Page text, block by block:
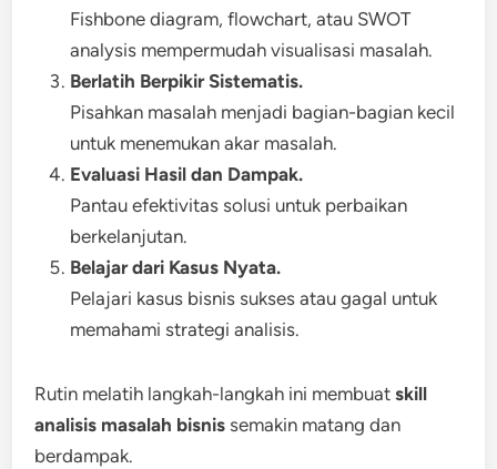
Fishbone diagram, flowchart, atau SWOT
analysis mempermudah visualisasi masalah.
Berlatih Berpikir Sistematis.
Pisahkan masalah menjadi bagian-bagian kecil
untuk menemukan akar masalah.
Evaluasi Hasil dan Dampak.
Pantau efektivitas solusi untuk perbaikan
berkelanjutan.
Belajar dari Kasus Nyata.
Pelajari kasus bisnis sukses atau gagal untuk
memahami strategi analisis.
Rutin melatih langkah-langkah ini membuatskill
analisis masalah bisnis semakin matang dan
berdampak.